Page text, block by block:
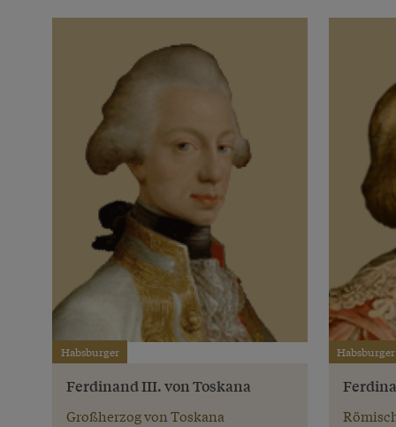
Habsburger
Ferdinand III. von Toskana
Großherzog von Toskana
Habsburger